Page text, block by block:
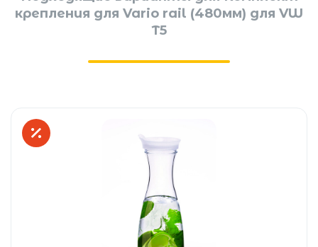
крепления для Vario rail (480мм) для VW
T5